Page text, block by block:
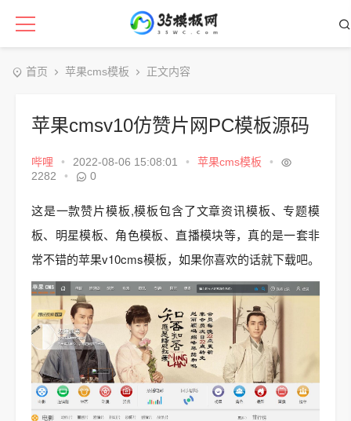
首页 苹果cms模板 正文内容
苹果cmsv10仿赞片网PC模板源码
哔哩 • 2022-08-06 15:08:01 • 苹果cms模板
•
2282
• 0
这是一款赞片模板,模板包含了文章资讯模板、专题模
板、明星模板、角色模板、直播模块等，真的是一套非
常不错的苹果v10cms模板，如果你喜欢的话就下载吧。